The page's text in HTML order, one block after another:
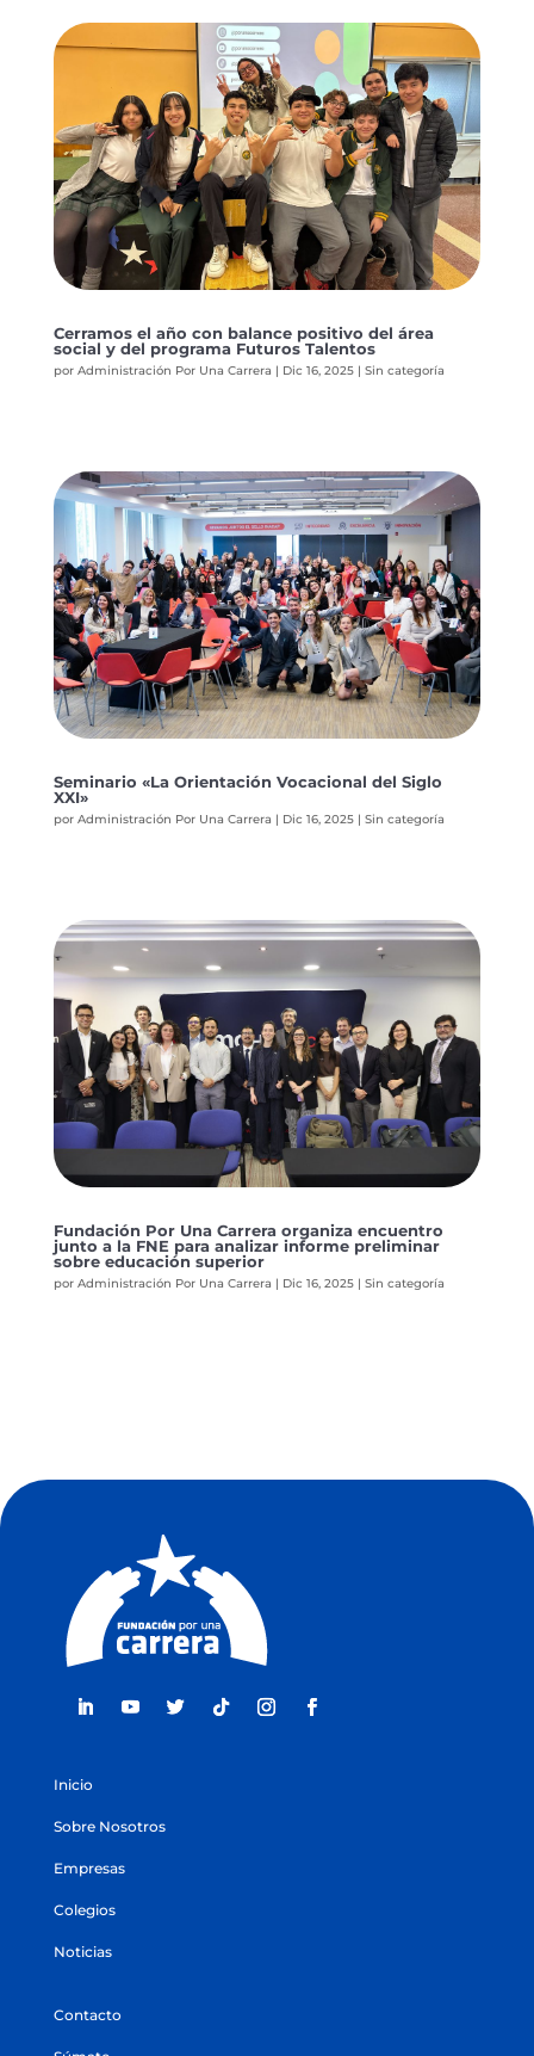
Cerramos el año con balance positivo del área
social y del programa Futuros Talentos
por Administración Por Una Carrera | Dic 16, 2025| Sin categoría
Seminario «La Orientación Vocacional del Siglo
XXI»
por Administración Por Una Carrera | Dic 16, 2025| Sin categoría
Fundación Por Una Carrera organiza encuentro
junto a la FNE para analizar informe preliminar
sobre educación superior
por Administración Por Una Carrera | Dic 16, 2025| Sin categoría
Inicio
Sobre Nosotros
Empresas
Colegios
Noticias
Contacto